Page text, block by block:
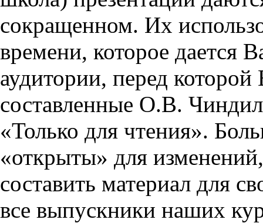
сокращенном. Их
времени, которое дается
аудитории, перед
составленные О.В.
«Только для чтения».
«открыты» для
составить материал для
все выпускники наших